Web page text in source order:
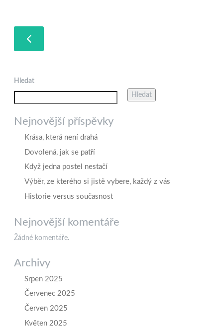
Hledat
Hledat
Nejnovější příspěvky
Krása, která není drahá
Dovolená, jak se patří
Když jedna postel nestačí
Výběr, ze kterého si jistě vybere, každý z vás
Historie versus současnost
Nejnovější komentáře
Žádné komentáře.
Archivy
Srpen 2025
Červenec 2025
Červen 2025
Květen 2025